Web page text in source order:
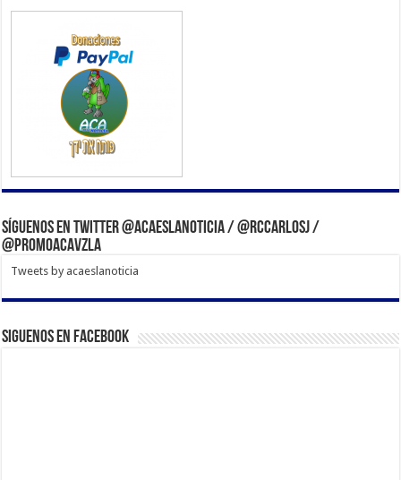
Síguenos en Twitter @acaeslanoticia / @rccarlosj /
@PromoACAVzla
Tweets by acaeslanoticia
Siguenos en Facebook